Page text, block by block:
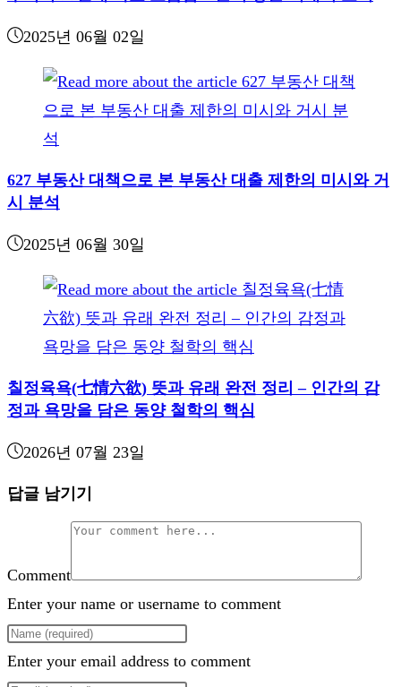
2025년 06월 02일
627 부동산 대책으로 본 부동산 대출 제한의 미시와 거
시 분석
2025년 06월 30일
칠정육욕(七情六欲) 뜻과 유래 완전 정리 – 인간의 감
정과 욕망을 담은 동양 철학의 핵심
2026년 07월 23일
답글 남기기
Comment
Enter your name or username to comment
Enter your email address to comment